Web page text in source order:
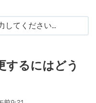
するにはどう